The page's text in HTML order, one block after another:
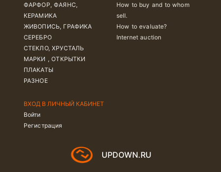
ФАРФОР, ФАЯНС,
КЕРАМИКА
ЖИВОПИСЬ, ГРАФИКА
СЕРЕБРО
СТЕКЛО, ХРУСТАЛЬ
МАРКИ , ОТКРЫТКИ
ПЛАКАТЫ
РАЗНОЕ
How to buy and to whom
sell.
How to evaluate?
Internet auction
ВХОД В ЛИЧНЫЙ КАБИНЕТ
Войти
Регистрация
UPDOWN.RU